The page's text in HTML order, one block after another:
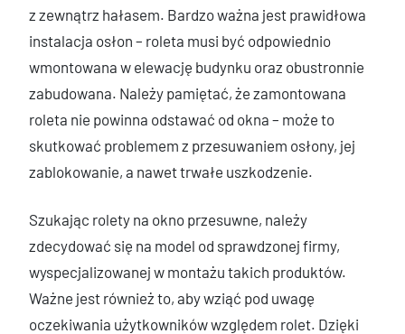
z zewnątrz hałasem. Bardzo ważna jest prawidłowa
instalacja osłon – roleta musi być odpowiednio
wmontowana w elewację budynku oraz obustronnie
zabudowana. Należy pamiętać, że zamontowana
roleta nie powinna odstawać od okna – może to
skutkować problemem z przesuwaniem osłony, jej
zablokowanie, a nawet trwałe uszkodzenie.
Szukając rolety na okno przesuwne, należy
zdecydować się na model od sprawdzonej firmy,
wyspecjalizowanej w montażu takich produktów.
Ważne jest również to, aby wziąć pod uwagę
oczekiwania użytkowników względem rolet. Dzięki